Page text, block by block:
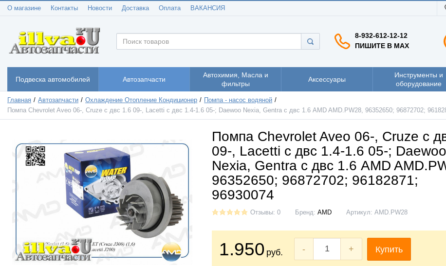
О магазине Контакты Новости Доставка Оплата ВАКАНСИЯ
8-932-612-12-12
ПИШИТЕ В MAX
Подвеска автомобилей Автозапчасти
Автохимия, Масла и
фильтры
Аксессуары
Инструменты и
оборудование
Главная Автозапчасти Охлаждение Отопление Кондиционер
Помпа - насос водяной
Помпа Chevrolet Aveo 06-, Cruze с двс 1.6 09-, Lacetti с двс 1.4-1.6 05-; Daewoo Nexia, Gentra с двс 1.6 AMD AMD.PW28, 96352650; 96872702;
Помпа Chevrolet Aveo 06-, Cruze с
09-, Lacetti с двс 1.4-1.6 05-; Daewoo
Nexia, Gentra с двс 1.6 AMD
96352650; 96872702; 96182871;
96930074
Отзывы: 0 Бренд: AMD Артикул: AMD.PW28
1.950 руб. - + Купить